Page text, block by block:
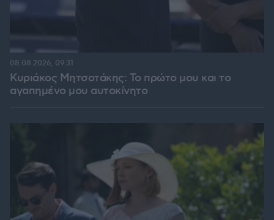
Κυριάκος Μητσοτάκης: Το πρώτο μου και το
αγαπημένο μου αυτοκίνητο
08.08.2026, 09:31